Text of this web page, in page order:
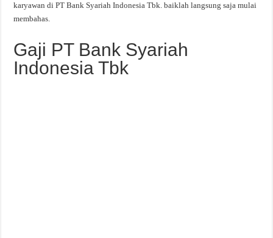
karyawan di PT Bank Syariah Indonesia Tbk. baiklah langsung saja mulai
membahas.
Gaji PT Bank Syariah
Indonesia Tbk